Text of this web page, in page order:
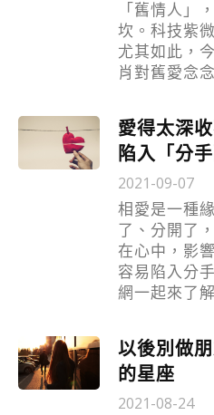
「舊情人」
坎。科技紫
尤其如此，
肖對舊愛念
愛得太深
陷入「分手
2021-09-07
相愛是一種
了、分開了
在心中，影
容易陷入分
網一起來了解
以後別做
的星座
2021-08-24